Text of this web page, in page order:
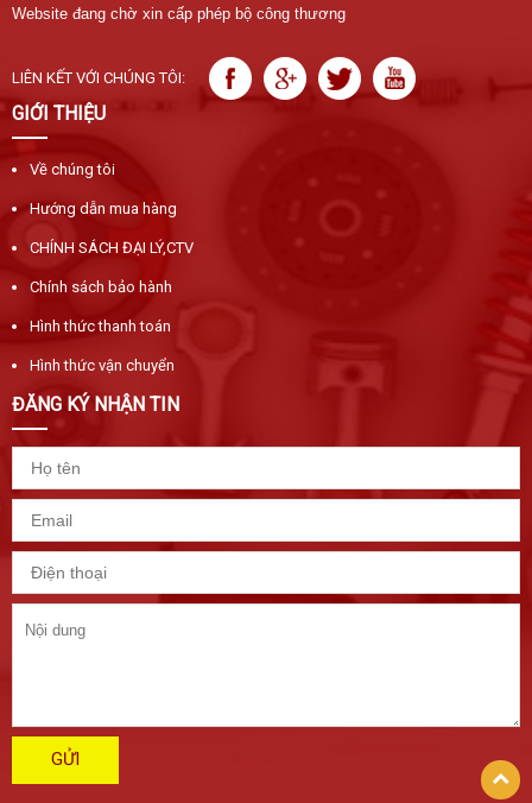
Website đang chờ xin cấp phép bộ công thương
LIÊN KẾT VỚI CHÚNG TÔI:
GIỚI THIỆU
Về chúng tôi
Hướng dẫn mua hàng
CHÍNH SÁCH ĐẠI LÝ,CTV
Chính sách bảo hành
Hình thức thanh toán
Hình thức vận chuyển
ĐĂNG KÝ NHẬN TIN
GỬI